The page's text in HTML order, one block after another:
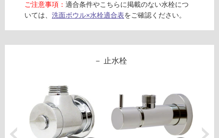
ご注意事項： 適合条件やこちらに掲載のない水栓につ
いては、 洗面ボウル×水栓適合表をご確認ください。
止水栓